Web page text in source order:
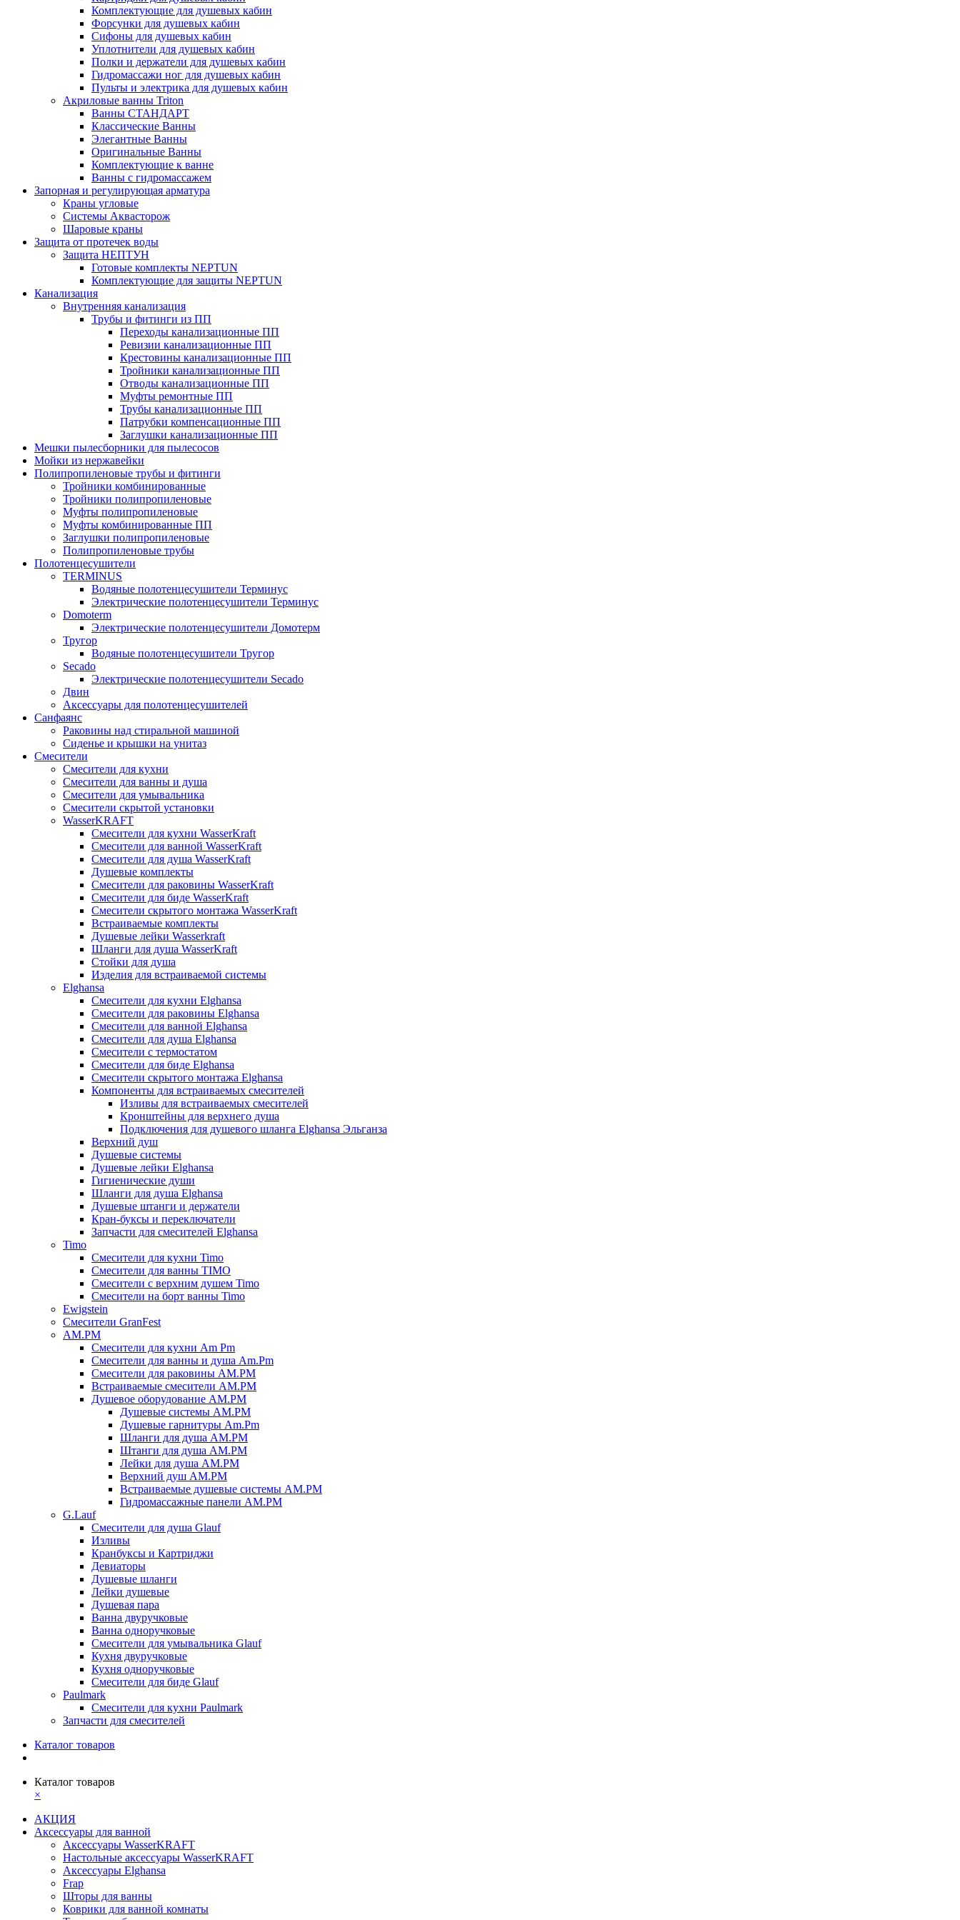
Комплектующие для душевых кабин
Форсунки для душевых кабин
Сифоны для душевых кабин
Уплотнители для душевых кабин
Полки и держатели для душевых кабин
Гидромассажи ног для душевых кабин
Пульты и электрика для душевых кабин
Акриловые ванны Triton
Ванны СТАНДАРТ
Классические Ванны
Элегантные Ванны
Оригинальные Ванны
Комплектующие к ванне
Ванны с гидромассажем
Запорная и регулирующая арматура
Краны угловые
Системы Аквасторож
Шаровые краны
Защита от протечек воды
Защита НЕПТУН
Готовые комплекты NEPTUN
Комплектующие для защиты NEPTUN
Канализация
Внутренняя канализация
Трубы и фитинги из ПП
Переходы канализационные ПП
Ревизии канализационные ПП
Крестовины канализационные ПП
Тройники канализационные ПП
Отводы канализационные ПП
Муфты ремонтные ПП
Трубы канализационные ПП
Патрубки компенсационные ПП
Заглушки канализационные ПП
Мешки пылесборники для пылесосов
Мойки из нержавейки
Полипропиленовые трубы и фитинги
Тройники комбинированные
Тройники полипропиленовые
Муфты полипропиленовые
Муфты комбинированные ПП
Заглушки полипропиленовые
Полипропиленовые трубы
Полотенцесушители
TERMINUS
Водяные полотенцесушители Терминус
Электрические полотенцесушители Терминус
Domoterm
Электрические полотенцесушители Домотерм
Тругор
Водяные полотенцесушители Тругор
Secado
Электрические полотенцесушители Secado
Двин
Аксессуары для полотенцесушителей
Санфаянс
Раковины над стиральной машиной
Сиденье и крышки на унитаз
Смесители
Смесители для кухни
Смесители для ванны и душа
Смесители для умывальника
Смесители скрытой установки
WasserKRAFT
Смесители для кухни WasserKraft
Смесители для ванной WasserKraft
Смесители для душа WasserKraft
Душевые комплекты
Смесители для раковины WasserKraft
Смесители для биде WasserKraft
Смесители скрытого монтажа WasserKraft
Встраиваемые комплекты
Душевые лейки Wasserkraft
Шланги для душа WasserKraft
Стойки для душа
Изделия для встраиваемой системы
Elghansa
Смесители для кухни Elghansa
Смесители для раковины Elghansa
Смесители для ванной Elghansa
Смесители для душа Elghansa
Смесители с термостатом
Смесители для биде Elghansa
Смесители скрытого монтажа Elghansa
Компоненты для встраиваемых смесителей
Изливы для встраиваемых смесителей
Кронштейны для верхнего душа
Подключения для душевого шланга Elghansa Эльганза
Верхний душ
Душевые системы
Душевые лейки Elghansa
Гигиенические души
Шланги для душа Elghansa
Душевые штанги и держатели
Кран-буксы и переключатели
Запчасти для смесителей Elghansa
Timo
Смесители для кухни Timo
Смесители для ванны TIMO
Смесители с верхним душем Timo
Смесители на борт ванны Timo
Ewigstein
Смесители GranFest
AM.PM
Смесители для кухни Am Pm
Смесители для ванны и душа Am.Pm
Смесители для раковины AM.PM
Встраиваемые смесители AM.PM
Душевое оборудование AM.PM
Душевые системы AM.PM
Душевые гарнитуры Am.Pm
Шланги для душа AM.PM
Штанги для душа AM.PM
Лейки для душа AM.PM
Верхний душ AM.PM
Встраиваемые душевые системы AM.PM
Гидромассажные панели AM.PM
G.Lauf
Смесители для душа Glauf
Изливы
Кранбуксы и Картриджи
Девиаторы
Душевые шланги
Лейки душевые
Душевая пара
Ванна двуручковые
Ванна одноручковые
Смесители для умывальника Glauf
Кухня двуручковые
Кухня одноручковые
Смесители для биде Glauf
Paulmark
Смесители для кухни Paulmark
Запчасти для смесителей
Каталог товаров
Каталог товаров
×
АКЦИЯ
Аксессуары для ванной
Аксессуары WasserKRAFT
Настольные аксессуары WasserKRAFT
Аксессуары Elghansa
Frap
Шторы для ванны
Коврики для ванной комнаты